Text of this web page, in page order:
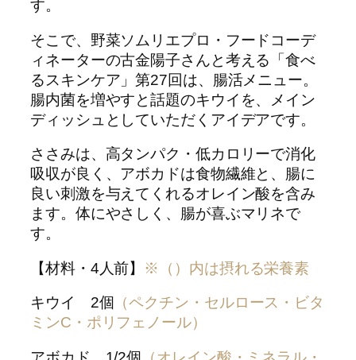
す。
そこで、野菜ソムリエプロ・フードコーデ
ィネーターの古金陽子さんと考える「食べ
るスキンケア」第27回は、腸活メニュー。
腸内菌を増やすと話題のキウイを、メイン
ディッシュとしていただくアイデアです。
ささみは、高タンパク・低カロリーで消化
吸収が良く、アボカドは食物繊維と、腸に
良い刺激を与えてくれるオレイン酸を含み
ます。体にやさしく、腸が喜ぶマリネで
す。
【材料・4人前】 ※（）内は摂れる栄養素
キウイ 2個 （ペクチン・セルロース・ビタ
ミンC・ポリフェノール）